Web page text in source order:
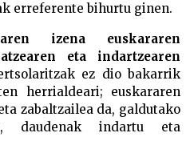
erreferente bihurtu ginen.
izena euskararen
eta indartzearen
ez dio bakarrik
herrialdeari; euskararen
zabaltzailea da, galdutako
daudenak indartu eta